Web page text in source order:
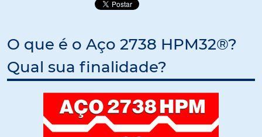
O que é o Aço 2738 HPM32®?
Qual sua finalidade?